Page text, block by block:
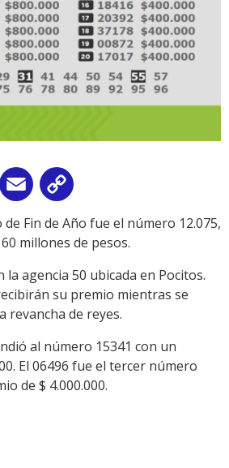
WhatsApp
Email
Link
Fin de Año fue el número 12.075,
millones de pesos.
la agencia 50 ubicada en Pocitos.
su premio mientras se
revancha de reyes.
al número 15341 con un
El 06496 fue el tercer número
de $ 4.000.000.